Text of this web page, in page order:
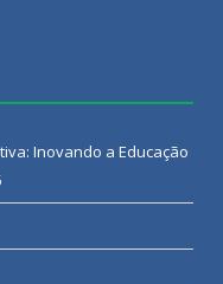
Inovando a Educação